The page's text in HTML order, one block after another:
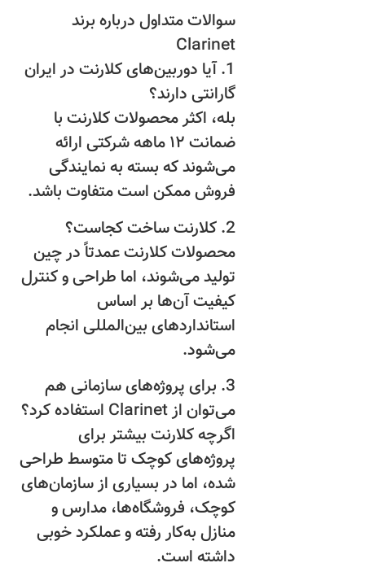
سوالات متداول درباره برند
Clarinet
1. آیا دوربین‌های کلارنت در ایران
گارانتی دارند؟
بله، اکثر محصولات کلارنت با
ضمانت ۱۲ ماهه شرکتی ارائه
می‌شوند که بسته به نمایندگی
فروش ممکن است متفاوت باشد.
2. کلارنت ساخت کجاست؟
محصولات کلارنت عمدتاً در چین
تولید می‌شوند، اما طراحی و کنترل
کیفیت آن‌ها بر اساس
استانداردهای بین‌المللی انجام
می‌شود.
3. برای پروژه‌های سازمانی هم
می‌توان از Clarinet استفاده کرد؟
اگرچه کلارنت بیشتر برای
پروژه‌های کوچک تا متوسط طراحی
شده، اما در بسیاری از سازمان‌های
کوچک، فروشگاه‌ها، مدارس و
منازل به‌کار رفته و عملکرد خوبی
داشته است.